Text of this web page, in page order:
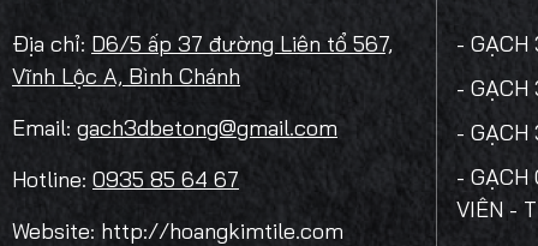
Địa chỉ: D6/5 ấp 37 đường Liên tổ 567,
Vĩnh Lộc A, Bình Chánh
Email: gach3dbetong@gmail.com
Hotline: 0935 85 64 67
Website: http://hoangkimtile.com
- GẠCH
- GẠCH
- GẠCH
- GẠCH
VIÊN -